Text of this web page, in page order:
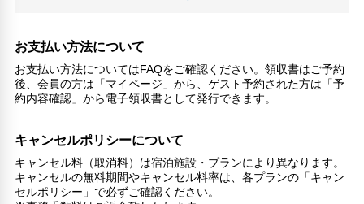
お支払い方法について
お支払い方法についてはFAQをご確認ください。領収書はご予約
後、会員の方は「マイページ」から、ゲスト予約された方は「予
約内容確認」から電子領収書として発行できます。
キャンセルポリシーについて
キャンセル料（取消料）は宿泊施設・プランにより異なります。
キャンセルの無料期間やキャンセル料率は、各プランの「キャン
セルポリシー」で必ずご確認ください。